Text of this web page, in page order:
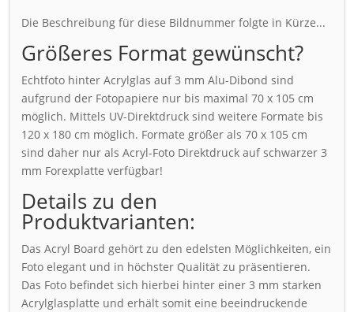
Die Beschreibung für diese Bildnummer folgte in Kürze...
Größeres Format gewünscht?
Echtfoto hinter Acrylglas auf 3 mm Alu-Dibond sind
aufgrund der Fotopapiere nur bis maximal 70 x 105 cm
möglich. Mittels UV-Direktdruck sind weitere Formate bis
120 x 180 cm möglich. Formate größer als 70 x 105 cm
sind daher nur als Acryl-Foto Direktdruck auf schwarzer 3
mm Forexplatte verfügbar!
Details zu den
Produktvarianten:
Das Acryl Board gehört zu den edelsten Möglichkeiten, ein
Foto elegant und in höchster Qualität zu präsentieren.
Das Foto befindet sich hierbei hinter einer 3 mm starken
Acrylglasplatte und erhält somit eine beeindruckende